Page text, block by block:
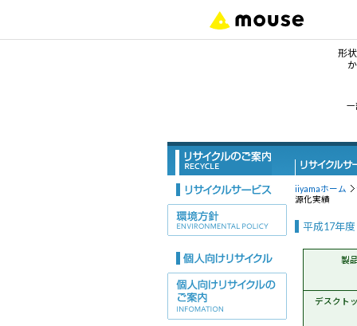
形
一
iiyamaホーム
源化実績
平成17年
製
デスクト